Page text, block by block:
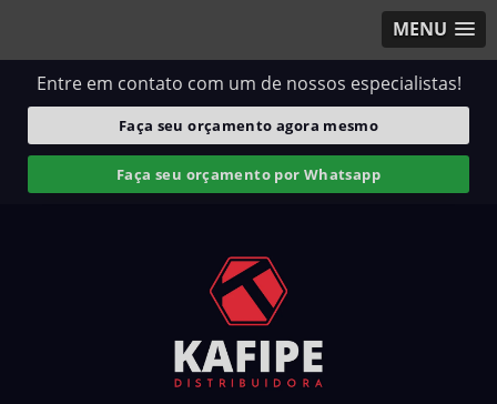
MENU
Entre em contato com um de nossos especialistas!
Faça seu orçamento agora mesmo
Faça seu orçamento por Whatsapp